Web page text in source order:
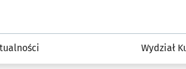
Wydział